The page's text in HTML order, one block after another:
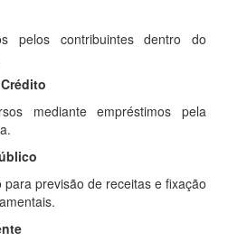
pelos contribuintes dentro do
mediante empréstimos pela
previsão de receitas e fixação